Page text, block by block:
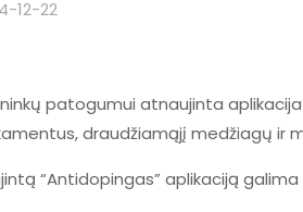
12-22
patogumui atnaujinta aplikacija
draudžiamąjį medžiagų ir
“Antidopingas” aplikaciją